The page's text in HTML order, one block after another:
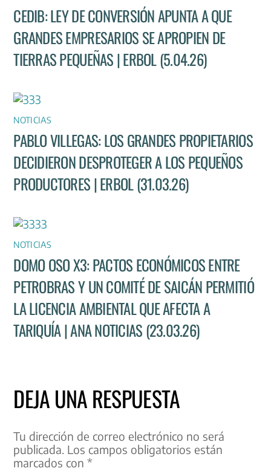
CEDIB: LEY DE CONVERSIÓN APUNTA A QUE
GRANDES EMPRESARIOS SE APROPIEN DE
TIERRAS PEQUEÑAS | ERBOL (5.04.26)
NOTICIAS
PABLO VILLEGAS: LOS GRANDES PROPIETARIOS
DECIDIERON DESPROTEGER A LOS PEQUEÑOS
PRODUCTORES | ERBOL (31.03.26)
NOTICIAS
DOMO OSO X3: PACTOS ECONÓMICOS ENTRE
PETROBRAS Y UN COMITÉ DE SAICÁN PERMITIÓ
LA LICENCIA AMBIENTAL QUE AFECTA A
TARIQUÍA | ANA NOTICIAS (23.03.26)
DEJA UNA RESPUESTA
Tu dirección de correo electrónico no será
publicada. Los campos obligatorios están
marcados con*